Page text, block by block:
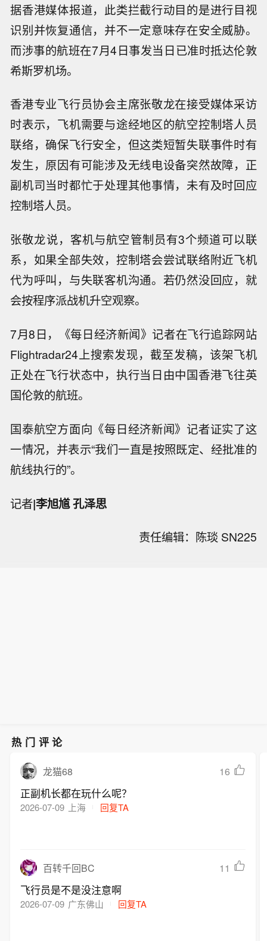
据香港媒体报道，此类拦截行动目的是进行目视
识别并恢复通信，并不一定意味存在安全威胁。
而涉事的航班在7月4日事发当日已准时抵达伦敦
希斯罗机场。
香港专业飞行员协会主席张敬龙在接受媒体采访
时表示，飞机需要与途经地区的航空控制塔人员
联络，确保飞行安全，但这类短暂失联事件时有
发生，原因有可能涉及无线电设备突然故障，正
副机司当时都忙于处理其他事情，未有及时回应
控制塔人员。
张敬龙说，客机与航空管制员有3个频道可以联
系，如果全部失效，控制塔会尝试联络附近飞机
代为呼叫，与失联客机沟通。若仍然没回应，就
会按程序派战机升空观察。
7月8日，《每日经济新闻》记者在飞行追踪网站
Flightradar24上搜索发现，截至发稿，该架飞机
正处在飞行状态中，执行当日由中国香港飞往英
国伦敦的航班。
国泰航空方面向《每日经济新闻》记者证实了这
一情况，并表示“我们一直是按照既定、经批准的
航线执行的”。
记者|李旭馗 孔泽思
责任编辑：陈琰 SN225
热门评论
龙猫68 16
正副机长都在玩什么呢？
2026-07-09 上海 回复TA
百转千回BC 11
飞行员是不是没注意啊
2026-07-09 广东佛山 回复TA